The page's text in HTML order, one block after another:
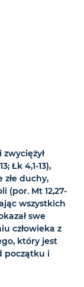
Łk 4,1-13),
złe duchy,
(por. Mt 12,27-
wszystkich
swe
człowieka z
który jest
początku i